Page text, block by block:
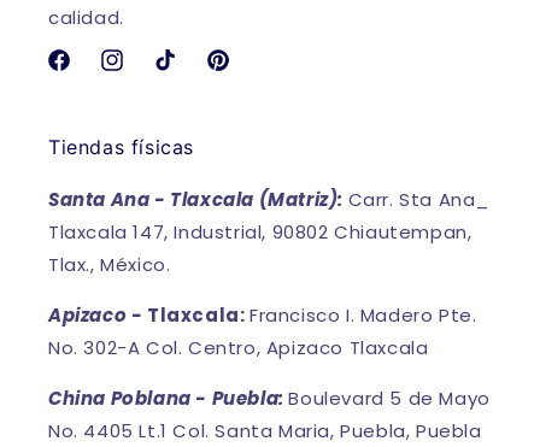
calidad.
FacebookInstagramTikTokPinterest
Tiendas físicas
Santa Ana - Tlaxcala (Matriz): Carr. Sta Ana_
Tlaxcala 147, Industrial, 90802 Chiautempan,
Tlax., México.
Apizaco - Tlaxcala:Francisco I. Madero Pte.
No. 302-A Col. Centro, Apizaco Tlaxcala
China Poblana - Puebla:Boulevard 5 de Mayo
No. 4405 Lt.1 Col. Santa Maria, Puebla, Puebla